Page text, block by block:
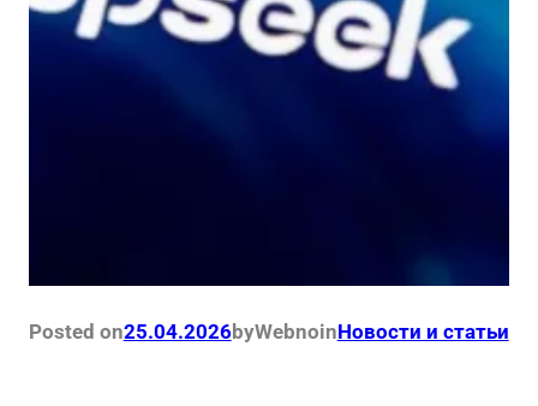
Posted on25.04.2026byWebnoinНовости и статьи